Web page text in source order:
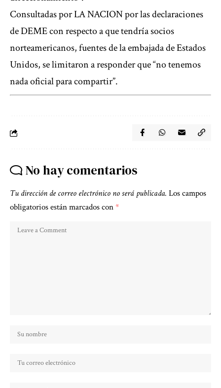
Consultadas porLA NACION por las declaraciones
de DEME con respecto a que tendría socios
norteamericanos,fuentes de la embajada de Estados
Unidos, se limitaron a responder que “no tenemos
nada oficial para compartir”.
No hay comentarios
Tu dirección de correo electrónico no será publicada. Los campos
obligatorios están marcados con*